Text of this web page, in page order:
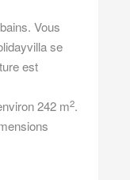
Vous
se
est
242 m2.